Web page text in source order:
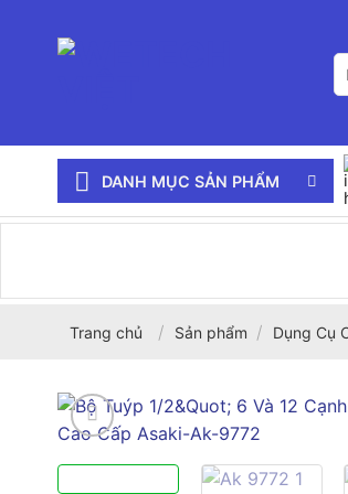
DANH MỤC SẢN PHẨM
Trang chủ / Sản phẩm / Dụng Cụ